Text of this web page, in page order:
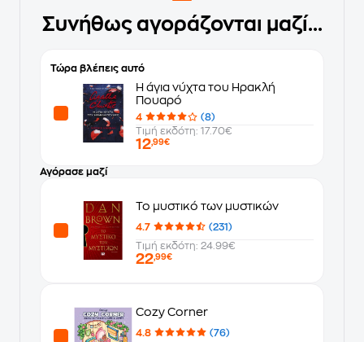
Συνήθως αγοράζονται μαζί...
Τώρα βλέπεις αυτό
Η άγια νύχτα του Ηρακλή
Πουαρό
4
(8)
Τιμή εκδότη: 17.70€
12,99€
Αγόρασε μαζί
Το μυστικό των μυστικών
4.7
(231)
Τιμή εκδότη: 24.99€
22,99€
Cozy Corner
4.8
(76)